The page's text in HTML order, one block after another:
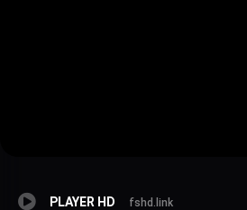
PLAYER HD fshd.link